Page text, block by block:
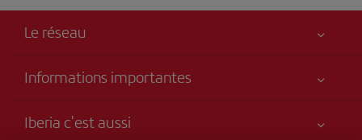
Le réseau
Informations importantes
Accessibilité
Iberia c'est aussi